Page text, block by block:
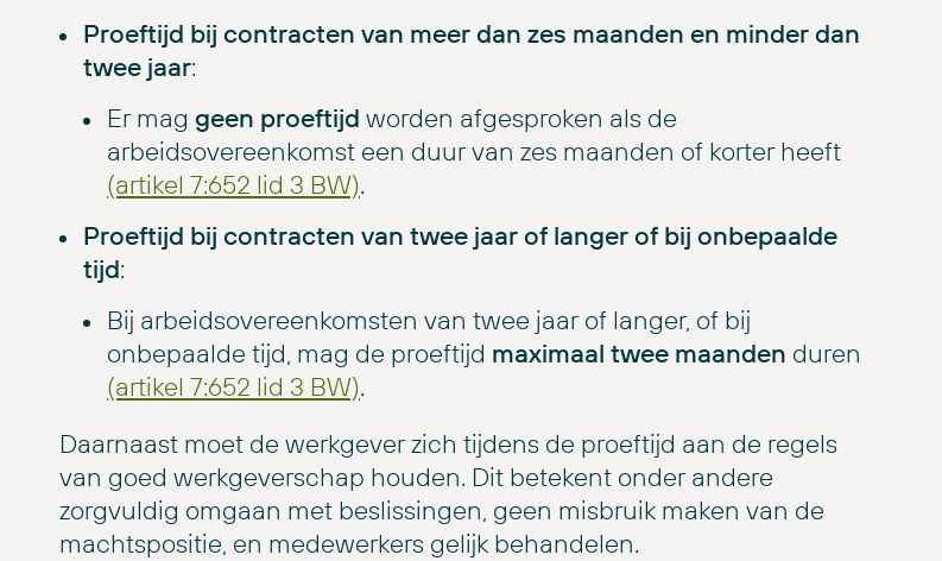
Proeftijd bij contracten van meer dan zes maanden en minder dan
twee jaar:
Er mag geen proeftijd worden afgesproken als de
arbeidsovereenkomst een duur van zes maanden of korter heeft
(artikel 7:652 lid 3 BW).
Proeftijd bij contracten van twee jaar of langer of bij onbepaalde
tijd:
Bij arbeidsovereenkomsten van twee jaar of langer, of bij
onbepaalde tijd, mag de proeftijd maximaal twee maanden duren
(artikel 7:652 lid 3 BW).
Daarnaast moet de werkgever zich tijdens de proeftijd aan de regels
van goed werkgeverschap houden. Dit betekent onder andere
zorgvuldig omgaan met beslissingen, geen misbruik maken van de
machtspositie, en medewerkers gelijk behandelen.